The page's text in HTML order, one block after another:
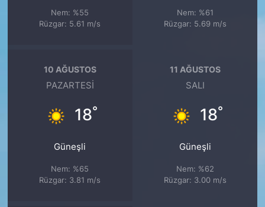
Nem: %55
Rüzgar: 5.61 m/s
Nem: %61
Rüzgar: 5.69 m/s
10 AĞUSTOS
PAZARTESI
18°
Güneşli
Nem: %65
Rüzgar: 3.81 m/s
11 AĞUSTOS
SALI
18°
Güneşli
Nem: %62
Rüzgar: 3.00 m/s